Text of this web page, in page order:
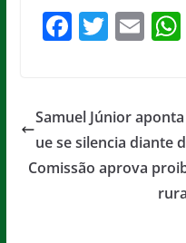
F
e
b
o
T
er
E
l
Samuel Júnior
ue se silencia diante
Comissão aprova